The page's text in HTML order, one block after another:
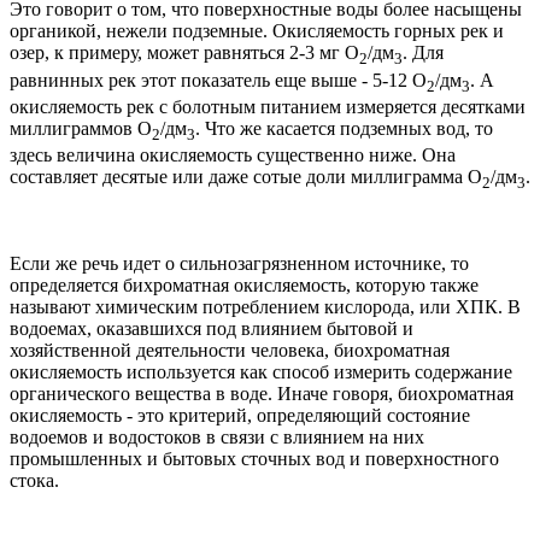
Это говорит о том, что поверхностные воды более насыщены
органикой, нежели подземные. Окисляемость горных рек и
озер, к примеру, может равняться 2-3 мг О2/дм3. Для
равнинных рек этот показатель еще выше - 5-12 О2/дм3. А
окисляемость рек с болотным питанием измеряется десятками
миллиграммов О2/дм3. Что же касается подземных вод, то
здесь величина окисляемость существенно ниже. Она
составляет десятые или даже сотые доли миллиграмма О2/дм3.
Если же речь идет о сильнозагрязненном источнике, то
определяется бихроматная окисляемость, которую также
называют химическим потреблением кислорода, или ХПК. В
водоемах, оказавшихся под влиянием бытовой и
хозяйственной деятельности человека, биохроматная
окисляемость используется как способ измерить содержание
органического вещества в воде. Иначе говоря, биохроматная
окисляемость - это критерий, определяющий состояние
водоемов и водостоков в связи с влиянием на них
промышленных и бытовых сточных вод и поверхностного
стока.